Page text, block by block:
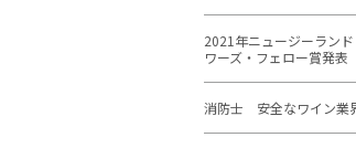
2021年ニュージーラン
ワーズ・フェロー賞発表
消防士 安全なワイン業